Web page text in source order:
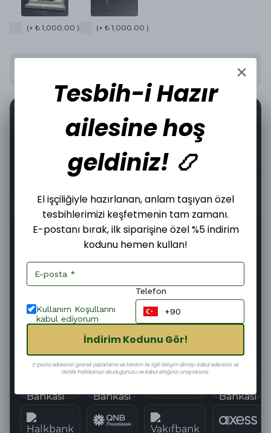
(+ ₺ 1,000.00 ) (+ ₺ 1,000.00 )
İncelediğiniz üründen bugün
Şimdi
Sipariş ver
Bugün
Kargoya
verilir
07–09 Ağustos
Teslim edilir
Kargoya Teslim Edilmesine 10:59
Güvenli Alışveriş Tüm Kartlara 12 Taksit
Tesbih-i Hazır
ailesine hoş
geldiniz! 📿
El işçiliğiyle hazırlanan, anlam taşıyan özel
tesbihlerimizi keşfetmenin tam zamanı.
E-postanı bırak, ilk siparişine özel %5 indirim
kodunu hemen kullan!
Kullanım Koşullarını
kabul ediyorum
Telefon
İndirim Kodunu Gör!
E-posta adresinizi girerek pazarlama ve tanıtım ile ilgili iletişim almayı kabul edersiniz ve
Gizlilik Politikamızı okuduğunuzu ve kabul ettiğinizi onaylarsınız.